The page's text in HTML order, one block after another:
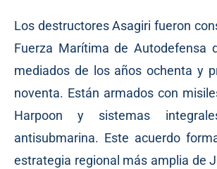
Los destructores Asagiri fueron
Fuerza Marítima de Autodefensa
mediados de los años ochenta y
noventa. Están armados con
Harpoon y sistemas
antisubmarina. Este acuerdo
estrategia regional más amplia de